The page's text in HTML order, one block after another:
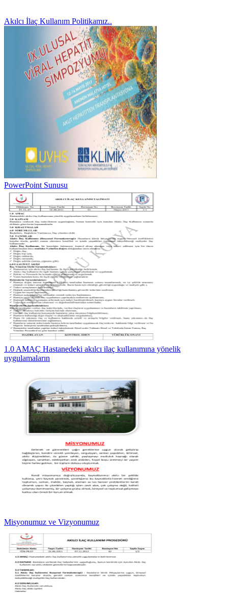
Akılcı İlaç Kullanım Politikamız..
PowerPoint Sunusu
1.0 AMAÇ Hastanedeki akılcı ilaç kullanımına yönelik
uygulamaların
Misyonumuz ve Vizyonumuz